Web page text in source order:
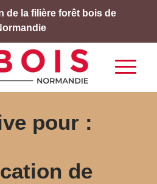
de la filière forêt bois de
pour :
de